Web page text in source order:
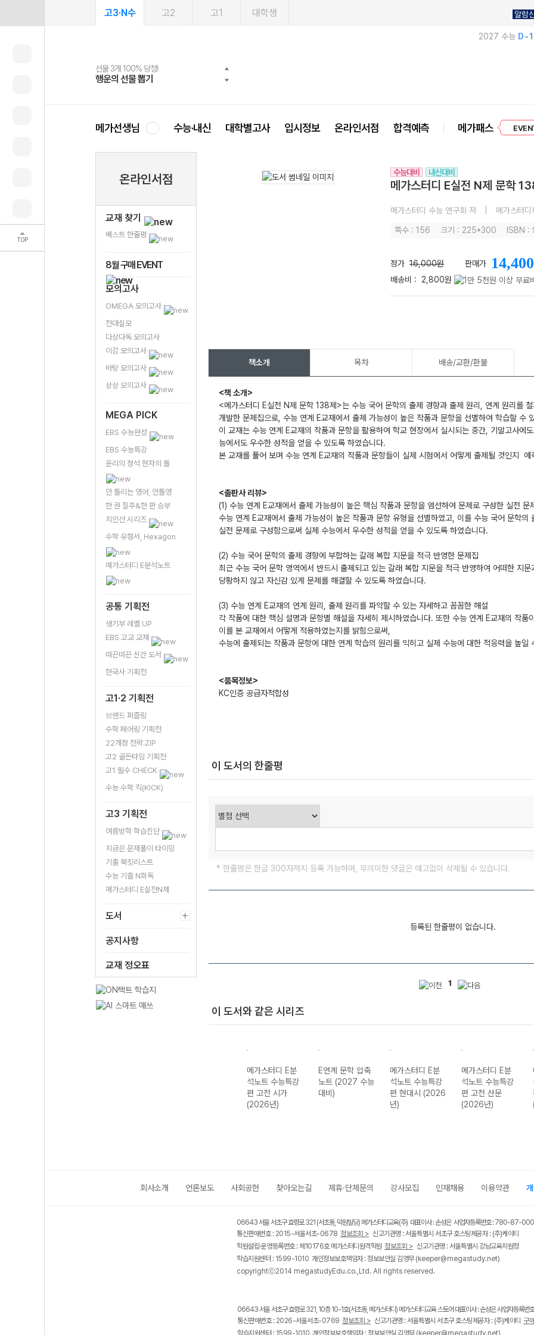
TOP
고3·N수 고2 고1 대학생 알람
2027 수능 D-
메가스터디
선물 3개 100% 당첨!
행운의 선물 뽑기
선물 100% 증정!
메가스터디 X 올리브
여름방학 스터디 캐시백
메가런 썸머스쿨
2027 러셀 단과
강사 공개선발
스마트러닝앱
설문 EVENT
메가패스
3일 무료 체험권
메가패스 수강생 무료혜택!
메가클럽 멤버십
사회공헌 캠페인
희망이룸 메가나눔
메가선생님 수능·내신 대학별고사 입시정보 온라인서점 합격예측 메가패스
온라인서점
교재 찾기
베스트 한줄평
8월 구매 EVENT
모의고사
OMEGA 모의고사
전대실모
다상다독 모의고사
이감 모의고사
바탕 모의고사
상상 모의고사
MEGA PICK
EBS 수능완성
EBS 수능특강
윤리의 정석 현자의 돌
안 틀리는 영어, 안틀영
한 권 질주&한 판 승부
지인선 시리즈
수학 유형서, Hexagon
메가스터디 E분석노트
공통 기획전
생기부 레벨 UP
EBS 고교 교재
따끈따끈 신간 도서
한국사 기획전
고1·2 기획전
브랜드 퍼즐링
수학 페어링 기획전
22개정 전략.ZIP
고2 골든타임 기획전
고1 필수 CHECK
수능 수학 킥(KICK)
고3 기획전
여름방학 학습진단
지금은 문제풀이 타이밍
기출 북킷리스트
수능 기출 N회독
메가스터디 E실전N제
도서
공지사항
교재 정오표
수능대비 내신대비
메가스터디 E실전 N제 문학
메가스터디 수능 연구회 저 메가스터디
쪽수 : 156 크기 : 225*300 ISBN
정가 16,000원 판매가 14,400
배송비 : 2,800원
책소개 목차 배송/교환/환불
<책 소개>
<메가스터디 E실전 N제 문학 138제>는 수능 국어 문학의 출제 경향과 출제 원리, 연계 원리를
개발한 문제집으로, 수능 연계 E교재에서 출제 가능성이 높은 작품과 문항을 선별하여 학습할 수
이 교재는 수능 연계 E교재의 작품과 문항을 활용하여 학교 현장에서 실시되는 중간, 기말고사에
능에서도 우수한 성적을 얻을 수 있도록 하였습니다.
본 교재를 풀어 보며 수능 연계 E교재의 작품과 문항들이 실제 시험에서 어떻게 출제될 것인지 예
<출판사 리뷰>
(1) 수능 연계 E교재에서 출제 가능성이 높은 핵심 작품과 문항을 엄선하여 문제로 구성한 실전 문
수능 연계 E교재에서 출제 가능성이 높은 작품과 문항 유형을 선별하였고, 이를 수능 국어 문학의
실전 문제로 구성함으로써 실제 수능에서 우수한 성적을 얻을 수 있도록 하였습니다.
(2) 수능 국어 문학의 출제 경향에 부합하는 갈래 복합 지문을 적극 반영한 문제집
최근 수능 국어 문학 영역에서 반드시 출제되고 있는 갈래 복합 지문을 적극 반영하여 어떠한 지문
당황하지 않고 자신감 있게 문제를 해결할 수 있도록 하였습니다.
(3) 수능 연계 E교재의 연계 원리, 출제 원리를 파악할 수 있는 자세하고 꼼꼼한 해설
각 작품에 대한 핵심 설명과 문항별 해설을 자세히 제시하였습니다. 또한 수능 연계 E교재의 작품
이를 본 교재에서 어떻게 적용하였는지를 밝힘으로써,
수능에 출제되는 작품과 문항에 대한 연계 학습의 원리를 익히고 실제 수능에 대한 적응력을 높일
<품목정보>
KC인증 공급자적합성
이 도서의 한줄평
* 한줄평은 한글 300자까지 등록 가능하며, 무의미한 댓글은 예고없이 삭제될 수 있습니다.
등록된 한줄평이 없습니다.
1
이 도서와 같은 시리즈
메가스터디 E분
석노트 수능특강
편 고전 시가
(2026년)
E연계 문학 압축
노트 (2027 수능
대비)
메가스터디 E분
석노트 수능특강
편 현대시 (2026
년)
메가스터디 E분
석노트 수능특강
편 고전 산문
(2026년)
회사소개 언론보도 사회공헌 찾아오는길 제휴·단체문의 강사모집 인재채용 이용약관
06643 서울 서초구 효령로 321 (서초동, 덕원빌딩) 메가스터디교육(주) 대표이사 : 손성은 사업자등록번호 : 780-87-
통신판매번호 : 2015-서울서초-0678 정보조회 > 신고기관명 : 서울특별시 서초구 호스팅제공자 : (주)케이티
학원설립·운영등록번호 : 제10176호 메가스터디원격학원 정보조회 > 신고기관명 : 서울특별시 강남교육지원청
학습지원센터 : 1599-1010 개인정보보호책임자 : 정보보안실 김영무(keeper@megastudy.net)
copyrightⓒ2014 megastudyEdu.co.,Ltd. All rights reserved.
06643 서울 서초구 효령로 321, 10층 10-1호(서초동, 메가스터디) 메가스터디교육 스토어 대표이사 : 손성은 사업자등
통신판매번호 : 2026-서울서초-0769 정보조회 > 신고기관명 : 서울특별시 서초구 호스팅제공자 : (주)케이티 구
학습지원센터 : 1599-1010 개인정보보호책임자 : 정보보안실 김영무(keeper@megastudy.net)